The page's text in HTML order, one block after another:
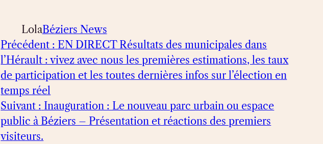
LolaBéziers News
Précédent : EN DIRECT Résultats des municipales dans
l’Hérault : vivez avec nous les premières estimations, les taux
de participation et les toutes dernières infos sur l’élection en
temps réel
Suivant : Inauguration : Le nouveau parc urbain ou espace
public à Béziers – Présentation et réactions des premiers
visiteurs.